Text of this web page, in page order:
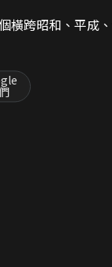
橫跨昭和、平成